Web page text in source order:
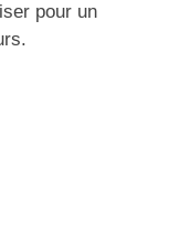
pour un